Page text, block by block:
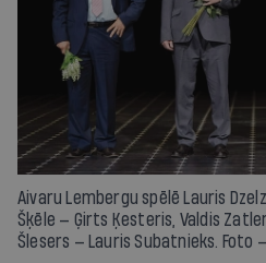
Aivaru Lembergu spēlē Lauris
Šķēle — Ģirts Ķesteris, Valdis
Šlesers — Lauris Subatnieks. Foto